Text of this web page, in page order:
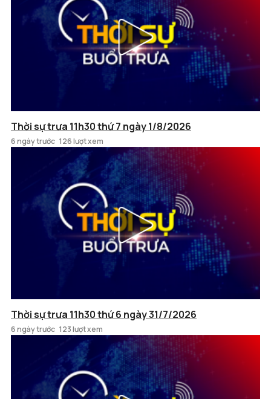
Thời sự trưa 11h30 thứ 7 ngày 1/8/2026
6 ngày trước 126 lượt xem
Thời sự trưa 11h30 thứ 6 ngày 31/7/2026
6 ngày trước 123 lượt xem